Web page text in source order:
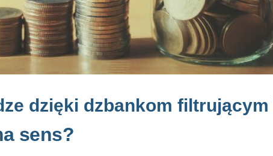
dzięki dzbankom filtrującym
sens?